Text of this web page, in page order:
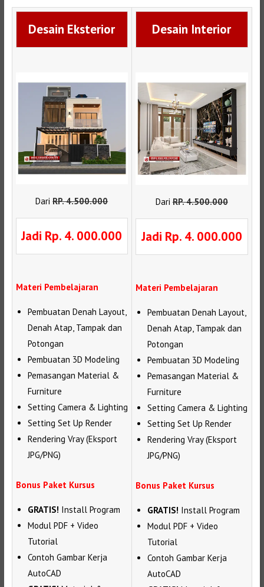
Desain Eksterior
DariRP.4.500.000
Jadi Rp. 4. 000.000
Materi Pembelajaran
Pembuatan Denah Layout,
Denah Atap, Tampak dan
Potongan
Pembuatan 3D Modeling
Pemasangan Material &
Furniture
Setting Camera & Lighting
Setting Set Up Render
Rendering Vray (Eksport
JPG/PNG)
Bonus Paket Kursus
GRATIS! Install Program
Modul PDF + Video
Tutorial
Contoh Gambar Kerja
AutoCAD
Desain Interior
DariRP.4.500.000
Jadi Rp. 4. 000.000
Materi Pembelajaran
Pembuatan Denah Layout,
Denah Atap, Tampak dan
Potongan
Pembuatan 3D Modeling
Pemasangan Material &
Furniture
Setting Camera & Lighting
Setting Set Up Render
Rendering Vray (Eksport
JPG/PNG)
Bonus Paket Kursus
GRATIS! Install Program
Modul PDF + Video
Tutorial
Contoh Gambar Kerja
AutoCAD